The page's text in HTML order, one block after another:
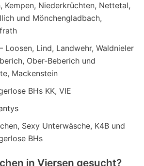
Kempen, Niederkrüchten, Nettetal,
und Mönchengladbach,
Loosen, Lind, Landwehr, Waldnieler
Ober-Beberich und
Mackenstein
BHs KK, VIE
Sexy Unterwäsche, K4B und
BHs
in Viersen gesucht?